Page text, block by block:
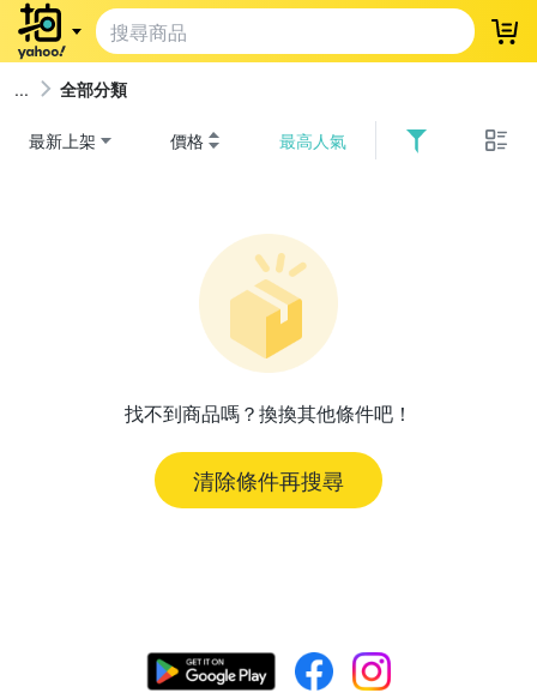
登
全部分類
最新上架 價格 最高人氣
找不到商品嗎？換換其他條件吧！
清除條件再搜尋